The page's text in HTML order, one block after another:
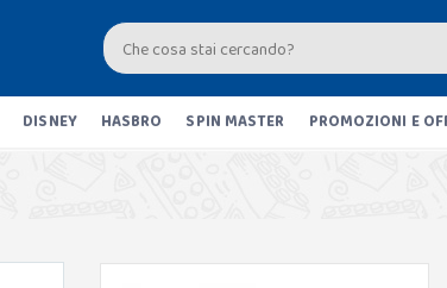
DISNEY HASBRO SPIN MASTER PROMOZIONI E